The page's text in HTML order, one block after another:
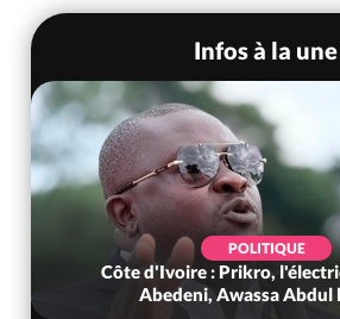
Infos à la une
POLITIQUE
Côte d'Ivoire : Prikro,
Abedeni, Awassa Abdul